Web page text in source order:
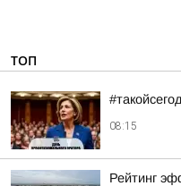
ТОП
08:15
Рейтинг